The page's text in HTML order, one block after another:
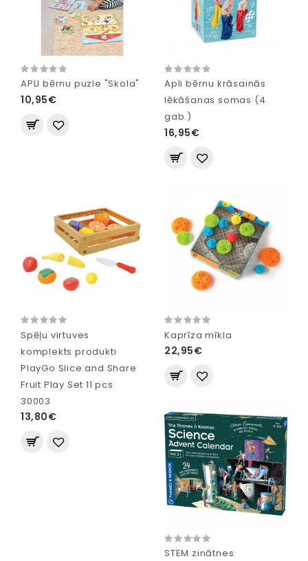
APLI bērnu puzle "Skola"
10,95€
Apli bērnu krāsainās
lēkāšanas somas (4
gab.)
16,95€
Spēļu virtuves
komplekts produkti
PlayGo Slice and Share
Fruit Play Set 11 pcs
30003
13,80€
Kaprīza mīkla
22,95€
STEM zinātnes